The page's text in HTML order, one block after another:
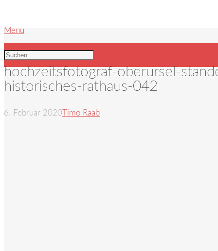
Menü
hochzeitsfotograf-oberursel-
historisches-rathaus-042
6. Februar 2020 Timo Raab